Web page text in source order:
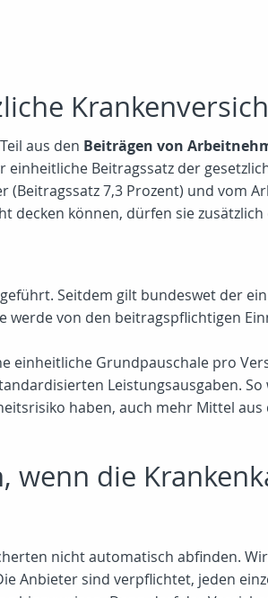
aus den Beiträgen von
Beitragssatz der
(Beitragssatz 7,3 Prozent) und vom
decken können, dürfen sie zusätzlich
Seitdem gilt bundeswet der
werde von den beitragspflichtigen
einheitliche Grundpauschale pro
Leistungsausgaben.
haben, auch mehr Mittel
wenn die
nicht automatisch abfinden.
Anbieter sind verpflichtet, jeden